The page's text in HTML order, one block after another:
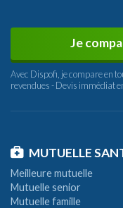
Je
Avec Dispofi, je compare en
revendues - Devis immédiat
MUTUELLE
Meilleure mutuelle
Mutuelle senior
Mutuelle famille